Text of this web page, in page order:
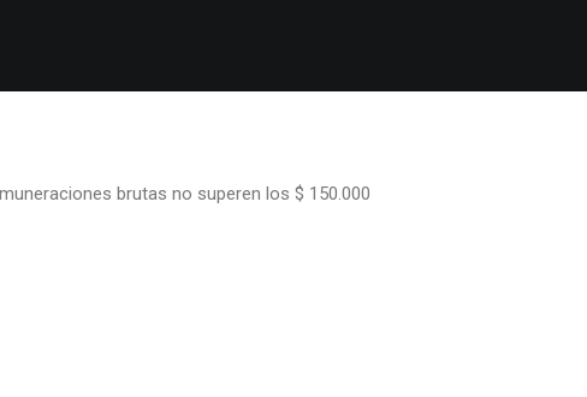
brutas no superen los $ 150.000